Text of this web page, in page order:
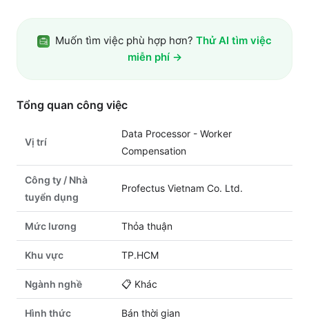
Muốn tìm việc phù hợp hơn? Thử AI tìm việc
miễn phí →
Tổng quan công việc
Vị trí
Data Processor - Worker
Compensation
Công ty / Nhà
tuyển dụng
Profectus Vietnam Co. Ltd.
Mức lương Thỏa thuận
Khu vực TP.HCM
Ngành nghề 📋 Khác
Hình thức Bán thời gian